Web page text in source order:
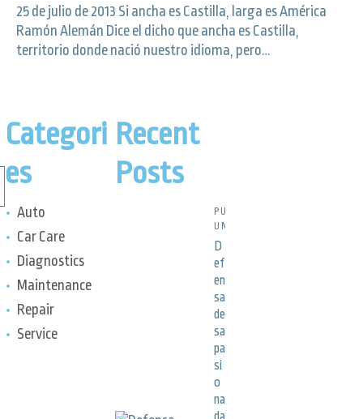
25 de julio de 2013 Si ancha es Castilla, larga es América
Ramón Alemán Dice el dicho que ancha es Castilla,
territorio donde nació nuestro idioma, pero…
Categori
es
Auto
Car Care
Diagnostics
Maintenance
Repair
Service
Recent
Posts
PUBLICACIONES,
UNCATEGORIZED
D
ef
en
sa
de
sa
pa
si
o
na